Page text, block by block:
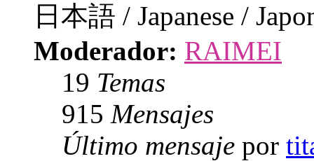
日本語 / Japanese /
Moderador: RAIMEI
19 Temas
915 Mensajes
Último mensaje por